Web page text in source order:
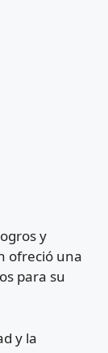
y
ofreció una
para su
y la